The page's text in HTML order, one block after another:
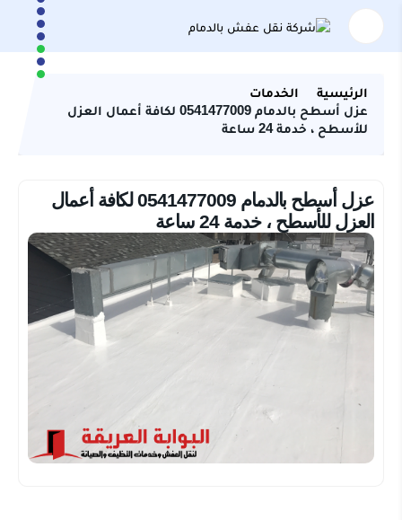
الرئيسية
الخدمات
عزل أسطح بالدمام 0541477009 لكافة أعمال العزل
للأسطح ، خدمة 24 ساعة
عزل أسطح بالدمام 0541477009 لكافة أعمال
العزل للأسطح ، خدمة 24 ساعة